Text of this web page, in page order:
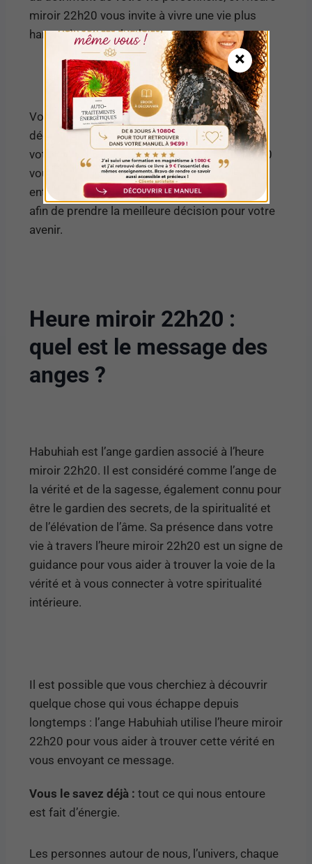
miroir 22h20 vous invite à vivre une vie plus
harmonieuse et plus heureuse.
Vous pourriez être sur le point de prendre une
décision importante qui changera le cours de
votre vie professionnelle. L’heure miroir 22h20
vous encourage à toujours choisir l’équilibre
entre votre vie professionnelle et personnelle
afin de prendre la meilleure décision pour votre
avenir.
Heure miroir 22h20 :
quel est le message des
anges ?
Habuhiah est l’ange gardien associé à l’heure
miroir 22h20. Il est considéré comme l’ange de
la vérité et de la sagesse, également connu pour
être le gardien des secrets, de la spiritualité et
de l’élévation de l’âme. Sa présence dans votre
vie à travers l’heure miroir 22h20 est un signe de
guidance pour vous aider à trouver la voie de la
vérité et à vous connecter à votre spiritualité
intérieure.
Il est possible que vous cherchiez à découvrir
quelque chose qui vous échappe depuis
longtemps : l’ange Habuhiah utilise l’heure miroir
22h20 pour vous aider à trouver cette vérité en
vous envoyant ce message.
Vous le savez déjà : tout ce qui nous entoure
est fait d’énergie.
Les personnes autour de nous, l’univers, chaque
×